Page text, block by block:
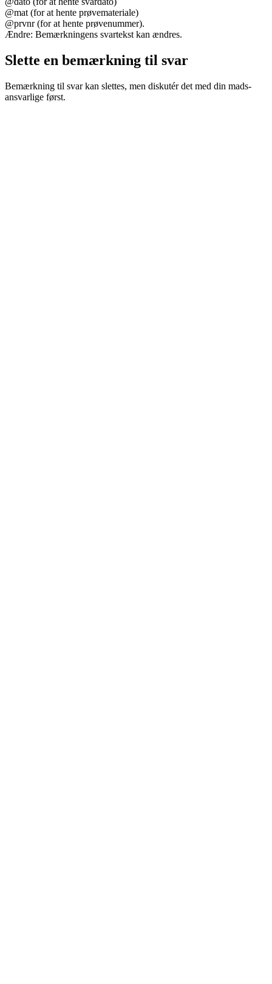
@mat (for at hente prøvemateriale)
@prvnr (for at hente prøvenummer).
Ændre: Bemærkningens svartekst kan ændres.
Slette en bemærkning til svar
Bemærkning til svar kan slettes, men diskutér det med din mads-
ansvarlige først.